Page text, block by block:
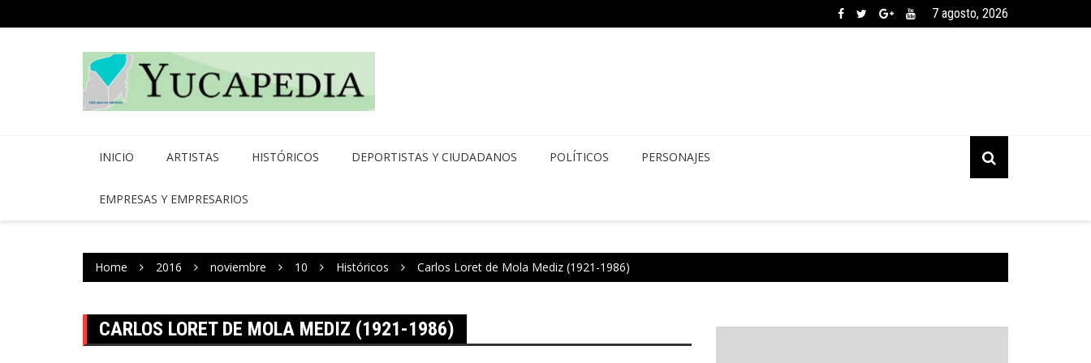
7 agosto, 2026
INICIO ARTISTAS HISTÓRICOS DEPORTISTAS Y CIUDADANOS POLÍTICOS PERSONAJES
EMPRESAS Y EMPRESARIOS
Home 2016 noviembre 10 Históricos Carlos Loret de Mola Mediz (1921-1986)
CARLOS LORET DE MOLA MEDIZ (1921-1986)